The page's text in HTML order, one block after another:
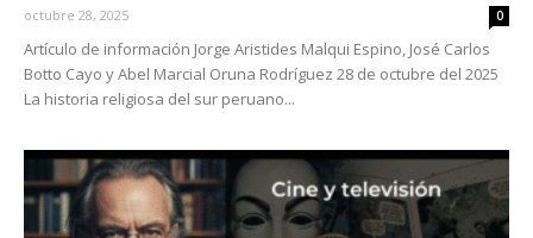
octubre 28, 2025 0
Artículo de información Jorge Aristides Malqui Espino, José Carlos
Botto Cayo y Abel Marcial Oruna Rodríguez 28 de octubre del 2025
La historia religiosa del sur peruano...